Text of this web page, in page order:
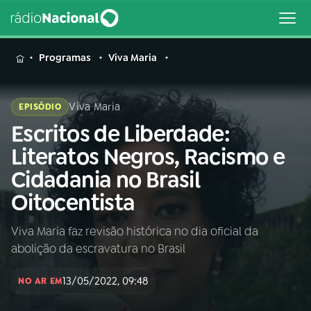
MENU
Buscar
na
Rádio
Nacional
Buscar
AO VIVO
01INÍCIO
Programas Viva Maria
EPISÓDIO Viva Maria
Escritos de Liberdade:
Literatos Negros, Racismo e
Cidadania no Brasil
Oitocentista
Viva Maria faz revisão histórica no dia oficial da
abolição da escravatura no Brasil
NO AR EM13/05/2022, 09:48